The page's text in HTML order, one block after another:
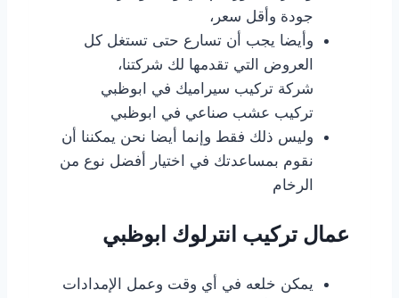
جودة وأقل سعر،
وأيضا يجب أن تسارع حتى تستغل كل
العروض التي تقدمها لك شركتنا،
شركة تركيب سيراميك في ابوظبي
تركيب عشب صناعي في ابوظبي
وليس ذلك فقط وإنما أيضا نحن يمكننا أن
نقوم بمساعدتك في اختيار أفضل نوع من
الرخام
عمال تركيب انترلوك ابوظبي
يمكن خلعه في أي وقت وعمل الإمدادات